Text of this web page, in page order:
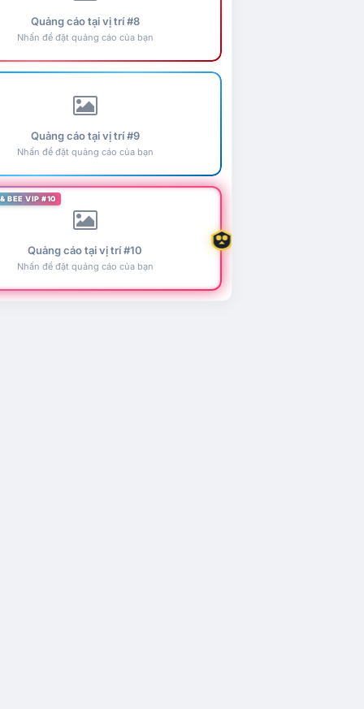
Quảng cáo tại vị trí #8
Nhấn để đặt quảng cáo của bạn
Quảng cáo tại vị trí #9
Nhấn để đặt quảng cáo của bạn
BEE VIP #10
Quảng cáo tại vị trí #10
Nhấn để đặt quảng cáo của bạn